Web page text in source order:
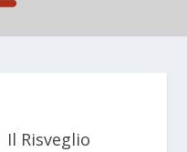
Il Risveglio